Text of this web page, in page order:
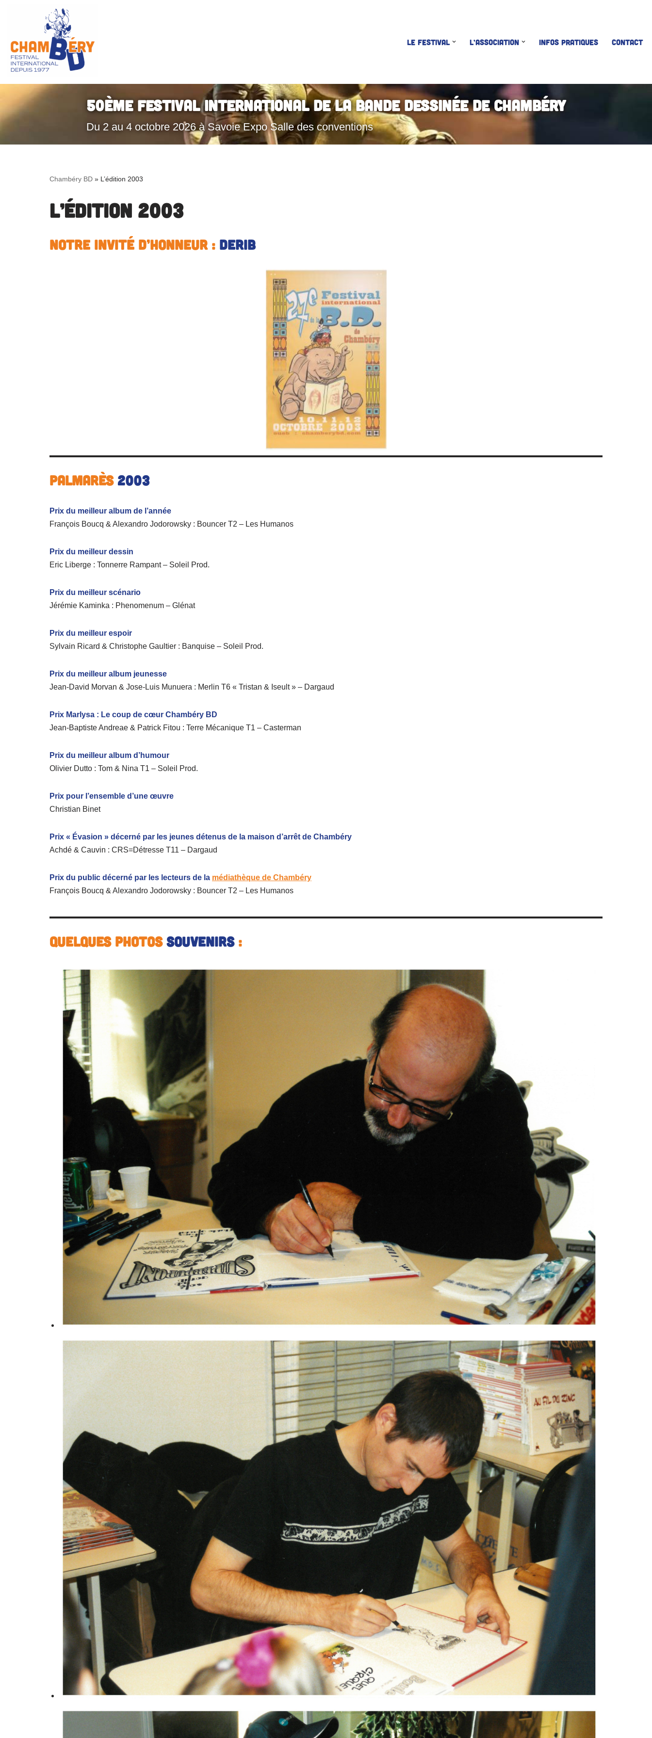
au
contenu
LE FESTIVAL L’ASSOCIATION INFOS PRATIQUES CONTACT
50ème Festival International de la Bande Dessinée de Chambéry
Du 2 au 4 octobre 2026 à Savoie Expo Salle des conventions
Chambéry BD » L’édition 2003
L’édition 2003
Notre invité d’honneur : Derib
Palmarès 2003
Prix du meilleur album de l’année
François Boucq & Alexandro Jodorowsky : Bouncer T2 – Les Humanos
Prix du meilleur dessin
Eric Liberge : Tonnerre Rampant – Soleil Prod.
Prix du meilleur scénario
Jérémie Kaminka : Phenomenum – Glénat
Prix du meilleur espoir
Sylvain Ricard & Christophe Gaultier : Banquise – Soleil Prod.
Prix du meilleur album jeunesse
Jean-David Morvan & Jose-Luis Munuera : Merlin T6 « Tristan & Iseult » – Dargaud
Prix Marlysa : Le coup de cœur Chambéry BD
Jean-Baptiste Andreae & Patrick Fitou : Terre Mécanique T1 – Casterman
Prix du meilleur album d’humour
Olivier Dutto : Tom & Nina T1 – Soleil Prod.
Prix pour l’ensemble d’une œuvre
Christian Binet
Prix « Évasion » décerné par les jeunes détenus de la maison d’arrêt de Chambéry
Achdé & Cauvin : CRS=Détresse T11 – Dargaud
Prix du public décerné par les lecteurs de la médiathèque de Chambéry
François Boucq & Alexandro Jodorowsky : Bouncer T2 – Les Humanos
Quelques photos souvenirs :